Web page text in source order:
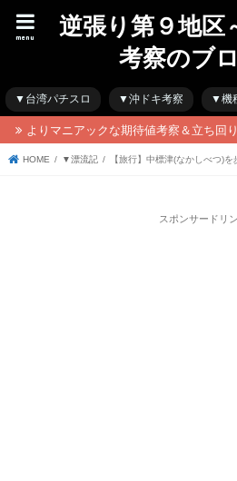
逆張り第９地区
考察のブ
menu
▼台湾パチスロ ▼沖ドキ考察 ▼機
よりマニアックな期待値考察＆立ち回
HOME ▼漂流記 【旅行】中標津(なかしべつ)
スポンサードリ